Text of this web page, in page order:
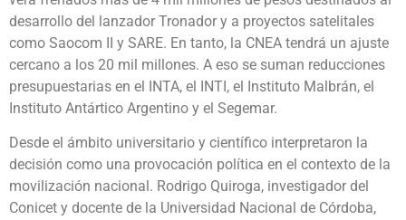
desarrollo del lanzador Tronador y a proyectos satelitales
como Saocom II y SARE. En tanto, la CNEA tendrá un ajuste
cercano a los 20 mil millones. A eso se suman reducciones
presupuestarias en el INTA, el INTI, el Instituto Malbrán, el
Instituto Antártico Argentino y el Segemar.
Desde el ámbito universitario y científico interpretaron la
decisión como una provocación política en el contexto de la
movilización nacional. Rodrigo Quiroga, investigador del
Conicet y docente de la Universidad Nacional de Córdoba,